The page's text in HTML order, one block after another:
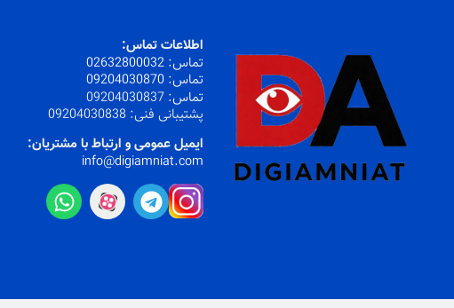
اطلاعات تماس:
تماس:
02632800032
تماس: 09204030870
تماس: 09204030837
پشتیبانی فنی: 09204030838
ایمیل عمومی و ارتباط با مشتریان:
info@digiamniat.com